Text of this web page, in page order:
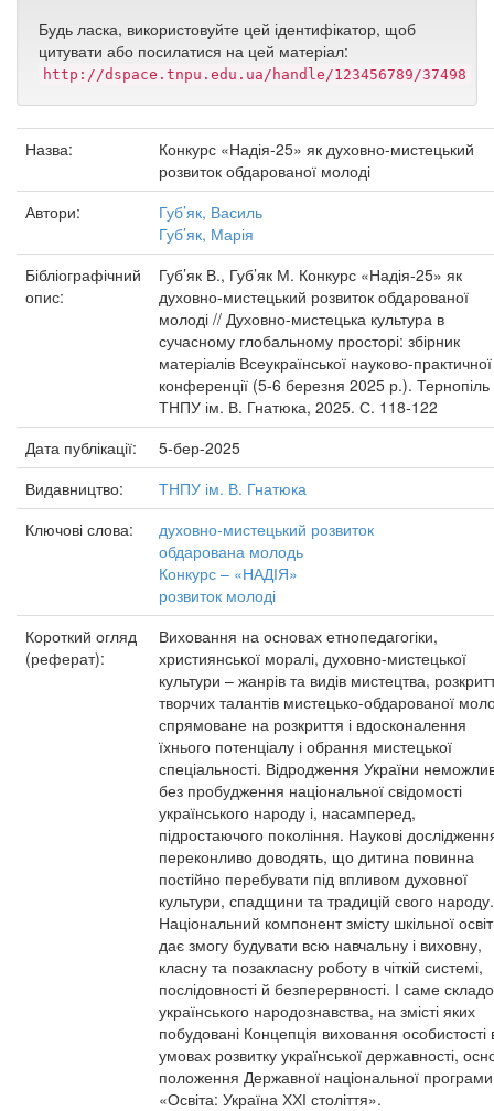
Будь ласка, використовуйте цей ідентифікатор, щоб
цитувати або посилатися на цей матеріал:
http://dspace.tnpu.edu.ua/handle/123456789/37498
Назва:
Конкурс «Надія-25» як духовно-мистецький
розвиток обдарованої молоді
Автори:
Губ’як, Василь
Губ’як, Марія
Бібліографічний
опис:
Губ’як В., Губ’як М. Конкурс «Надія-25» як
духовно-мистецький розвиток обдарованої
молоді // Духовно-мистецька культура в
сучасному глобальному просторі: збірник
матеріалів Всеукраїнської науково-практичної
конференції (5-6 березня 2025 р.). Тернопіль
ТНПУ ім. В. Гнатюка, 2025. С. 118-122
Дата публікації:
5-бер-2025
Видавництво:
ТНПУ ім. В. Гнатюка
Ключові слова:
духовно-мистецький розвиток
обдарована молодь
Конкурс – «НАДІЯ»
розвиток молоді
Короткий огляд
(реферат):
Виховання на основах етнопедагогіки,
християнської моралі, духовно-мистецької
культури – жанрів та видів мистецтва,
творчих талантів мистецько-обдарованої
спрямоване на розкриття і вдосконалення
їхнього потенціалу і обрання мистецької
спеціальності. Відродження України
без пробудження національної свідомості
українського народу і, насамперед,
підростаючого покоління. Наукові
переконливо доводять, що дитина повинна
постійно перебувати під впливом духовної
культури, спадщини та традицій свого народу.
Національний компонент змісту шкільної
дає змогу будувати всю навчальну і виховну,
класну та позакласну роботу в чіткій системі,
послідовності й безперервності. І саме
українського народознавства, на змісті яких
побудовані Концепція виховання особистості
умовах розвитку української державності,
положення Державної національної програми
«Освіта: Україна ХХІ століття».